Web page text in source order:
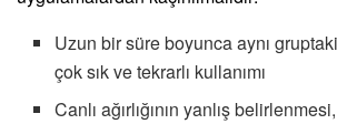
Uzun bir süre boyunca aynı
çok sık ve tekrarlı kullanımı
Canlı ağırlığının yanlış